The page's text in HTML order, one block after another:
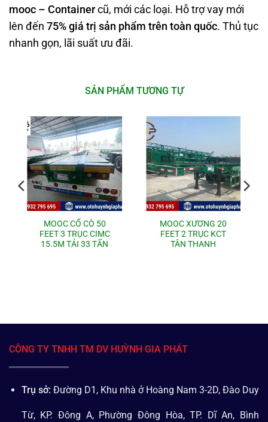
mooc – Containercũ, mới các loại. Hỗ trợ vay mới
lên đến 75% giá trị sản phẩm trên toàn quốc. Thủ tục
nhanh gọn, lãi suất ưu đãi.
SẢN PHẨM TƯƠNG TỰ
MOOC CỔ CÒ 50
FEET 3 TRỤC CIMC
15.5M TẢI 33 TẤN
MOOC XƯƠNG 20
FEET 2 TRỤC KCT
TÂN THANH
CÔNG TY TNHH TM DV HUỲNH GIA PHÁT
Trụ sở: Đường D1, Khu nhà ở Hoàng Nam 3-2D, Đào Duy
Từ, KP. Đông A, Phường Đông Hòa, TP. Dĩ An, Bình